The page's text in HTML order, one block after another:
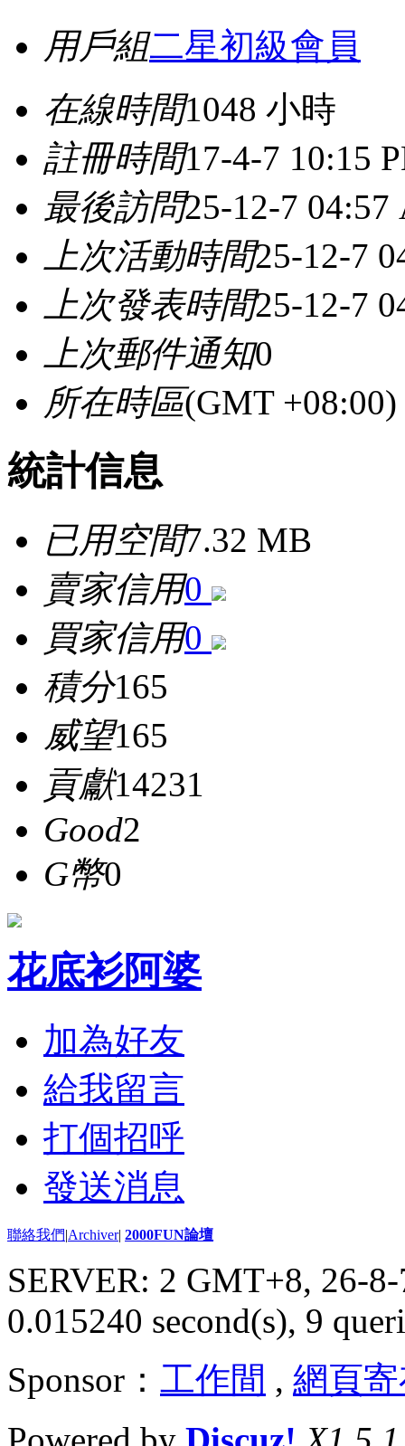
用戶組二星初級會員
在線時間1048 小時
註冊時間17-4-7 10:15
最後訪問25-12-7 04:57
上次活動時間25-12-7
上次發表時間25-12-7
上次郵件通知0
所在時區(GMT
統計信息
已用空間7.32 MB
賣家信用0
買家信用0
積分165
威望165
貢獻14231
Good2
G幣0
花底衫阿婆
加為好友
給我留言
打個招呼
發送消息
聯絡我們|Archiver| 2000FUN論壇
SERVER: 2 GMT+8, 26-
0.015240 second(s), 9
Sponsor： 工作間 , 網頁